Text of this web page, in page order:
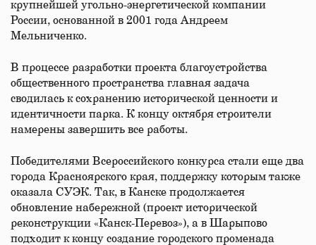
крупнейшей угольно-энергетической компании
России, основанной в 2001 года Андреем
Мельниченко.
В процессе разработки проекта благоустройства
общественного пространства главная задача
сводилась к сохранению исторической ценности и
идентичности парка. К концу октября строители
намерены завершить все работы.
Победителями Всероссийского конкурса стали еще два
города Красноярского края, поддержку которым также
оказала СУЭК. Так, в Канске продолжается
обновление набережной (проект исторической
реконструкции «Канск-Перевоз»), а в Шарыпово
подходит к концу создание городского променада